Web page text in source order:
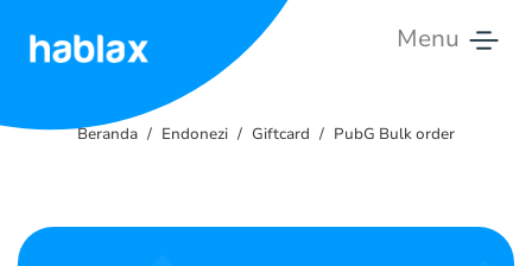
Menu
Beranda Endonezi Giftcard PubG Bulk order